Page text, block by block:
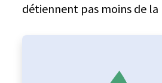
détiennent pas moins de